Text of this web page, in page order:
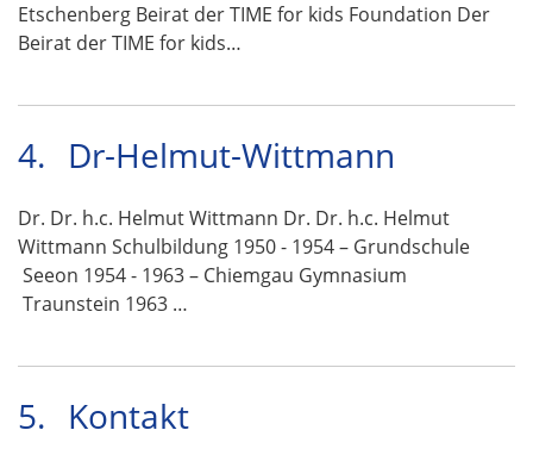
Etschenberg Beirat der TIME for kids Foundation Der
Beirat der TIME for kids…
4. Dr-Helmut-Wittmann
Dr. Dr. h.c. Helmut Wittmann Dr. Dr. h.c. Helmut
Wittmann Schulbildung 1950 - 1954 – Grundschule
Seeon 1954 - 1963 – Chiemgau Gymnasium
Traunstein 1963 …
5. Kontakt